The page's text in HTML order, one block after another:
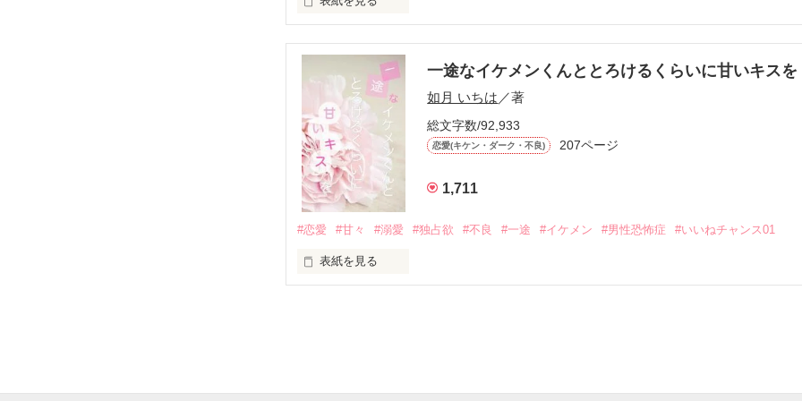
「澪ちゃん。」
それは止まっていた恋が再び動き始める合図──。
✨.ﾟ･*..☆.｡.:*✨.☆.｡.:. *:ﾟ✨.ﾟ･*..☆.｡.:*✨
人見知りだけど優しい無自覚だけどモテる
冴木澪-SaekiMio
×
基本女子に冷たいのに澪にはわんこ男子になる
篠宮光-ShinomiyaHikaru
✨.ﾟ･*..☆.｡.:*✨.☆.｡.:. *:ﾟ✨.ﾟ･*..☆.｡.:*✨
一途なイケメンくんととろけるくらいに甘いキスを
如月 いちは ／著
総文字数/92,933
恋愛(キケン・ダーク・不良) 207ページ
1,711
#恋愛 #甘々 #溺愛 #独占欲 #不良 #一途 #イケメン #男性恐怖症 #いいねチャンス01
表紙を見る